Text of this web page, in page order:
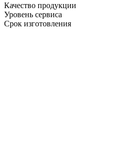
Качество продукции
Уровень сервиса
Срок изготовления